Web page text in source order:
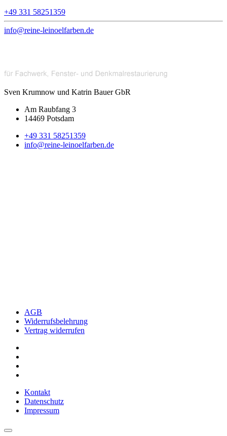
+49 331 58251359
info@reine-leinoelfarben.de
Sven Krumnow und Katrin Bauer GbR
Am Raubfang 3
14469 Potsdam
+49 331 58251359
info@reine-leinoelfarben.de
AGB
Widerrufsbelehrung
Vertrag widerrufen
Kontakt
Datenschutz
Impressum